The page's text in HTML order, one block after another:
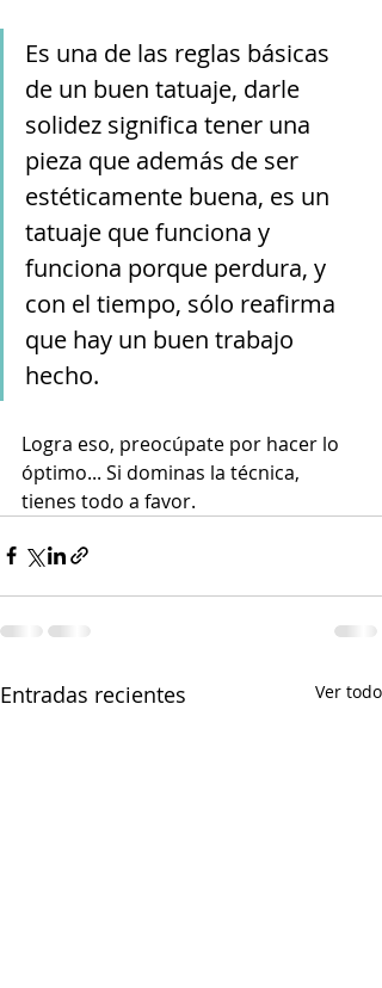
Es una de las reglas básicas
de un buen tatuaje, darle
solidez significa tener una
pieza que además de ser
estéticamente buena, es un
tatuaje que funciona y
funciona porque perdura, y
con el tiempo, sólo reafirma
que hay un buen trabajo
hecho.
Logra eso, preocúpate por hacer lo
óptimo... Si dominas la técnica,
tienes todo a favor.
Entradas recientes Ver todo